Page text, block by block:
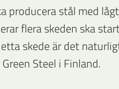
producera stål med
flera skeden ska
skede är det
Steel i Finland.